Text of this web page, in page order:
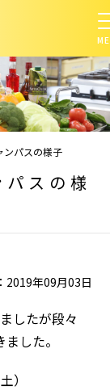
ンパスの様子
スの様
2019年09月03日
したが段々
した。
）